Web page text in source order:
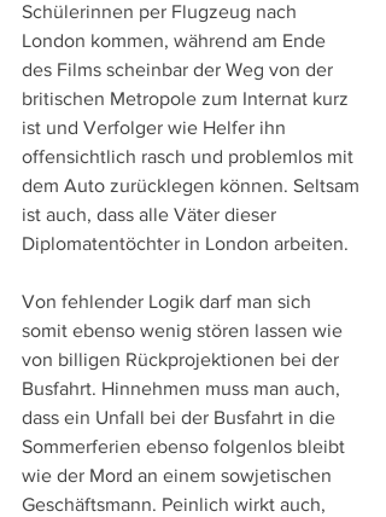
Schülerinnen per Flugzeug nach
London kommen, während am Ende
des Films scheinbar der Weg von der
britischen Metropole zum Internat kurz
ist und Verfolger wie Helfer ihn
offensichtlich rasch und problemlos mit
dem Auto zurücklegen können. Seltsam
ist auch, dass alle Väter dieser
Diplomatentöchter in London arbeiten.
Von fehlender Logik darf man sich
somit ebenso wenig stören lassen wie
von billigen Rückprojektionen bei der
Busfahrt. Hinnehmen muss man auch,
dass ein Unfall bei der Busfahrt in die
Sommerferien ebenso folgenlos bleibt
wie der Mord an einem sowjetischen
Geschäftsmann. Peinlich wirkt auch,